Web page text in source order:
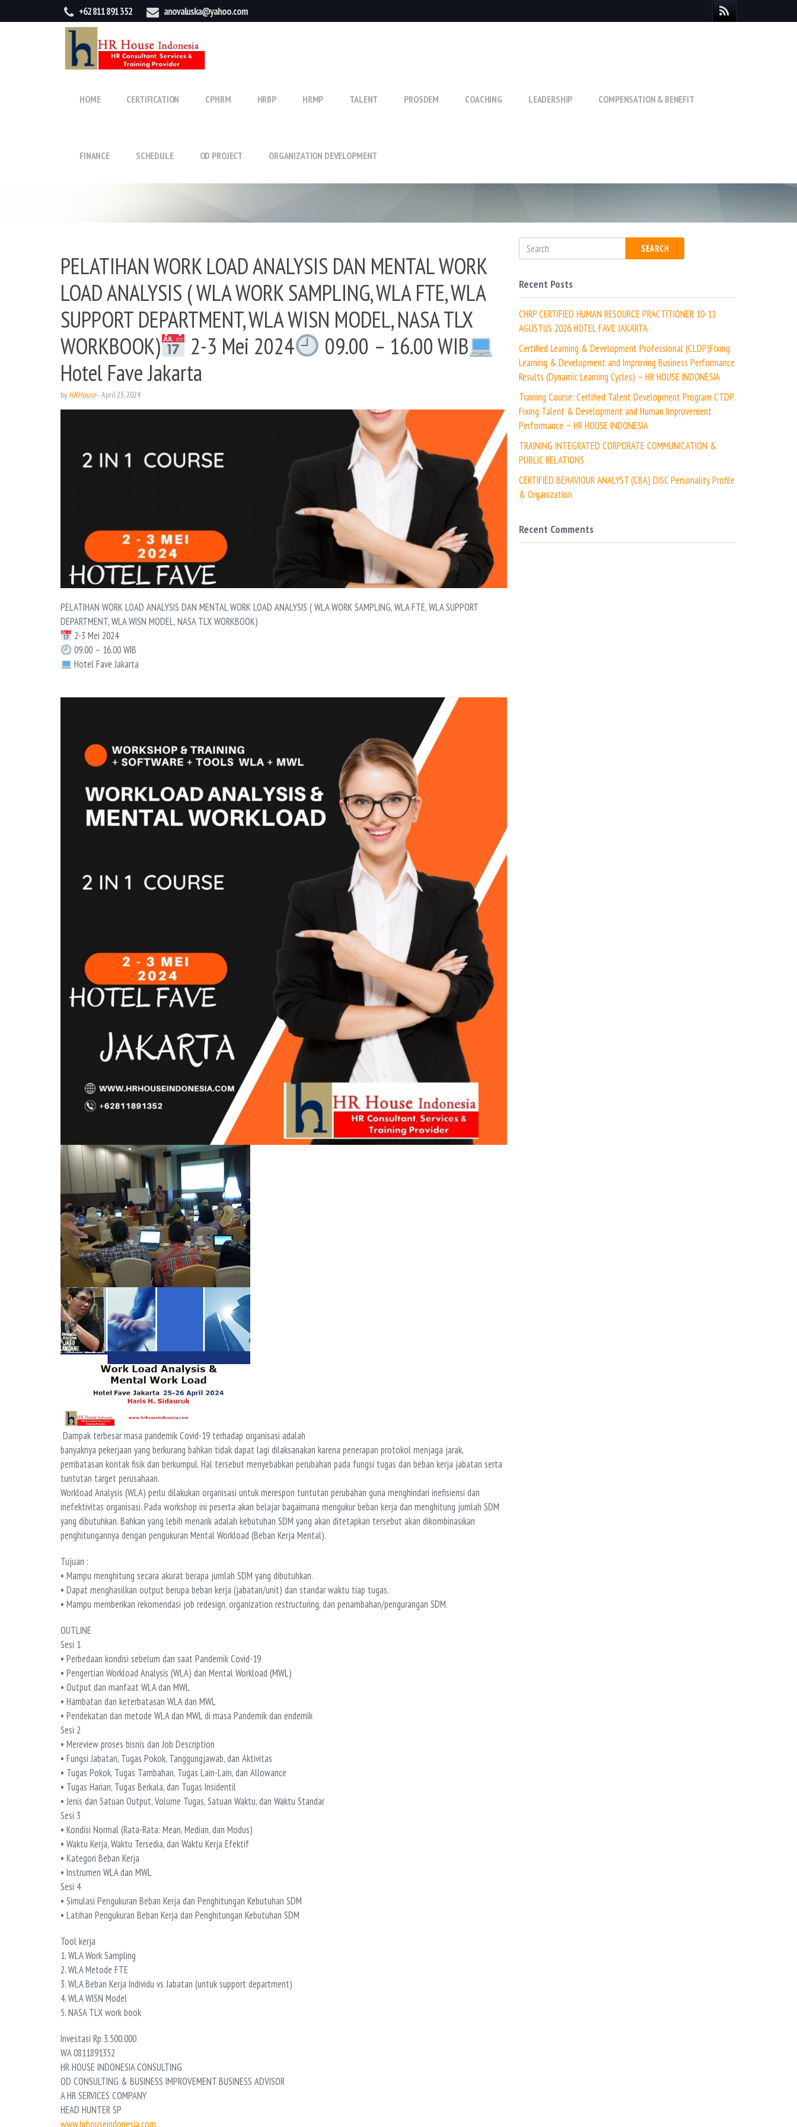
+62 811 891 352 anovaluska@yahoo.com
HOME CERTIFICATION CPHRM HRBP HRMP TALENT PROSDEM COACHING LEADERSHIP COMPENSATION & BENEFIT
FINANCE SCHEDULE OD PROJECT ORGANIZATION DEVELOPMENT
PELATIHAN WORK LOAD ANALYSIS DAN MENTAL WORK
LOAD ANALYSIS ( WLA WORK SAMPLING, WLA FTE, WLA
SUPPORT DEPARTMENT, WLA WISN MODEL, NASA TLX
WORKBOOK)
2-3 Mei 2024
09.00 – 16.00 WIB
Hotel Fave Jakarta
by HRHouse-April 23, 2024
PELATIHAN WORK LOAD ANALYSIS DAN MENTAL WORK LOAD ANALYSIS ( WLA WORK SAMPLING, WLA FTE, WLA SUPPORT
DEPARTMENT, WLA WISN MODEL, NASA TLX WORKBOOK)
2-3 Mei 2024
09.00 – 16.00 WIB
Hotel Fave Jakarta
Dampak terbesar masa pandemik Covid-19 terhadap organisasi adalah
banyaknya pekerjaan yang berkurang bahkan tidak dapat lagi dilaksanakan karena penerapan protokol menjaga jarak,
pembatasan kontak fisik dan berkumpul. Hal tersebut menyebabkan perubahan pada fungsi tugas dan beban kerja jabatan serta
tuntutan target perusahaan.
Workload Analysis (WLA) perlu dilakukan organisasi untuk merespon tuntutan perubahan guna menghindari inefisiensi dan
inefektivitas organisasi. Pada workshop ini peserta akan belajar bagaimana mengukur beban kerja dan menghitung jumlah SDM
yang dibutuhkan. Bahkan yang lebih menarik adalah kebutuhan SDM yang akan ditetapkan tersebut akan dikombinasikan
penghitungannya dengan pengukuran Mental Workload (Beban Kerja Mental).
Tujuan :
• Mampu menghitung secara akurat berapa jumlah SDM yang dibutuhkan.
• Dapat menghasilkan output berupa beban kerja (jabatan/unit) dan standar waktu tiap tugas.
• Mampu memberikan rekomendasi job redesign, organization restructuring, dan penambahan/pengurangan SDM.
OUTLINE
Sesi 1
• Perbedaan kondisi sebelum dan saat Pandemik Covid-19
• Pengertian Workload Analysis (WLA) dan Mental Workload (MWL)
• Output dan manfaat WLA dan MWL
• Hambatan dan keterbatasan WLA dan MWL
• Pendekatan dan metode WLA dan MWL di masa Pandemik dan endemik
Sesi 2
• Mereview proses bisnis dan Job Description
• Fungsi Jabatan, Tugas Pokok, Tanggungjawab, dan Aktivitas
• Tugas Pokok, Tugas Tambahan, Tugas Lain-Lain, dan Allowance
• Tugas Harian, Tugas Berkala, dan Tugas Insidentil
• Jenis dan Satuan Output, Volume Tugas, Satuan Waktu, dan Waktu Standar
Sesi 3
• Kondisi Normal (Rata-Rata: Mean, Median, dan Modus)
• Waktu Kerja, Waktu Tersedia, dan Waktu Kerja Efektif
• Kategori Beban Kerja
• Instrumen WLA dan MWL
Sesi 4
• Simulasi Pengukuran Beban Kerja dan Penghitungan Kebutuhan SDM
• Latihan Pengukuran Beban Kerja dan Penghitungan Kebutuhan SDM
Tool kerja
1. WLA Work Sampling
2. WLA Metode FTE
3. WLA Beban Kerja Individu vs Jabatan (untuk support department)
4. WLA WISN Model
5. NASA TLX work book
Investasi Rp 3.500.000
WA 0811891352
HR HOUSE INDONESIA CONSULTING
OD CONSULTING & BUSINESS IMPROVEMENT BUSINESS ADVISOR
A HR SERVICES COMPANY
HEAD HUNTER SP
www.hrhouseindonesia.com
SEARCH
Recent Posts
CHRP CERTIFIED HUMAN RESOURCE PRACTITIONER 10-11
AGUSTUS 2026 HOTEL FAVE JAKARTA
Certified Learning & Development Professional (CLDP)Fixing
Learning & Development and Improving Business Performance
Results (Dynamic Learning Cycles) – HR HOUSE INDONESIA
Training Course: Certified Talent Development Program CTDP.
Fixing Talent & Development and Human Improvement
Performance – HR HOUSE INDONESIA
TRAINING INTEGRATED CORPORATE COMMUNICATION &
PUBLIC RELATIONS
CERTIFIED BEHAVIOUR ANALYST (CBA) DISC Personality Profile
& Organization
Recent Comments